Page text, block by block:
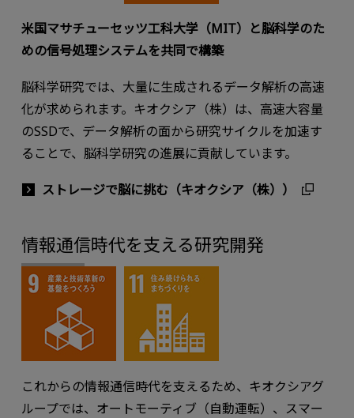
⽶国マサチューセッツ⼯科⼤学（MIT）と脳科学のた
めの信号処理システムを共同で構築
脳科学研究では、⼤量に⽣成されるデータ解析の⾼速
化が求められます。キオクシア（株）は、⾼速⼤容量
のSSDで、データ解析の⾯から研究サイクルを加速す
ることで、脳科学研究の進展に貢献しています。
ストレージで脳に挑む（キオクシア（株））
情報通信時代を支える研究開発
これからの情報通信時代を支えるため、キオクシアグ
ループでは、オートモーティブ（自動運転）、スマー